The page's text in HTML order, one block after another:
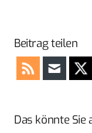
Beitrag teilen
Das könnte Sie